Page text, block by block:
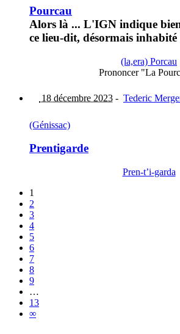
Pourcau
Alors là ... L'IGN indique
ce lieu-dit, désormais
(la,era) Porcau
Prononcer "La
18 décembre 2023 - Tederic
(Génissac)
Prentigarde
Pren-t’i-garda
1
2
3
4
5
6
7
8
9
…
13
∞